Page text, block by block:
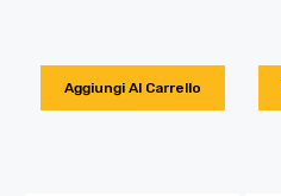
Aggiungi Al Carrello